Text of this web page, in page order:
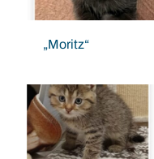
„Moritz“